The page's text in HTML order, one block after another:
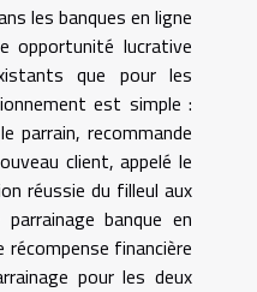
les banques en ligne
opportunité lucrative
que pour les
est simple :
parrain, recommande
client, appelé le
réussie du filleul aux
banque en
financière
pour les deux